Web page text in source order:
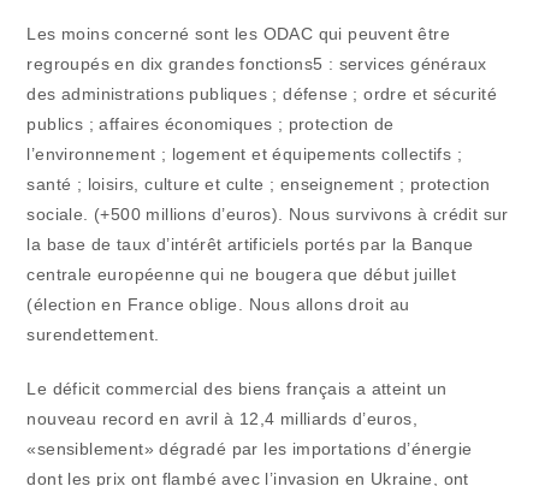
Les moins concerné sont les ODAC qui peuvent être
regroupés en dix grandes fonctions5 : services généraux
des administrations publiques ; défense ; ordre et sécurité
publics ; affaires économiques ; protection de
l’environnement ; logement et équipements collectifs ;
santé ; loisirs, culture et culte ; enseignement ; protection
sociale. (+500 millions d’euros). Nous survivons à crédit sur
la base de taux d’intérêt artificiels portés par la Banque
centrale européenne qui ne bougera que début juillet
(élection en France oblige. Nous allons droit au
surendettement.
Le déficit commercial des biens français a atteint un
nouveau record en avril à 12,4 milliards d’euros,
«sensiblement» dégradé par les importations d’énergie
dont les prix ont flambé avec l’invasion en Ukraine, ont